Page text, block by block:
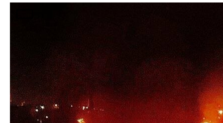
Читайте також